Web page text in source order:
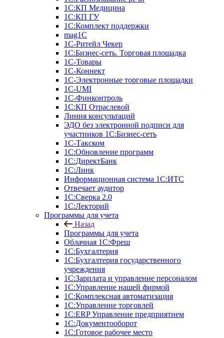
1С:КП Медицина
1С:КП ГУ
1С:Комплект поддержки
mag1C
1С-Ритейл Чекер
1С:Бизнес-сеть. Торговая площадка
1С-Товары
1С-Коннект
1С-Электронные торговые площадки
1C-UMI
1С-Финконтроль
1С:КП Отраслевой
Линия консультаций
ЭДО без электронной подписи для
участников 1С:Бизнес-сеть
1С-Такском
1С:Обновление программ
1С:ДиректБанк
1С:Линк
Информационная система 1С:ИТС
Отвечает аудитор
1С:Сверка 2.0
1С:Лекторий
Программы для учета
Назад
Программы для учета
Облачная 1С:Фреш
1С:Бухгалтерия
1С:Бухгалтерия государственного
учреждения
1С:Зарплата и управление персоналом
1С:Управление нашей фирмой
1С:Комплексная автоматизация
1С:Управление торговлей
1С:ERP Управление предприятием
1С:Документооборот
1C:Готовое рабочее место